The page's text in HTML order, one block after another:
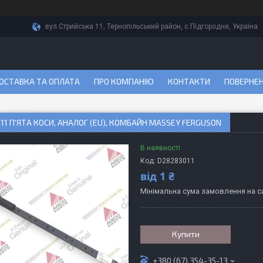
вул.Стрийська 11, Тернопільський район, с.Підгородне, Україна
ТА ОПЛАТА ПРО КОМПАНІЮ КОНТАКТИ
П'ЯТА КОСИ, АНАЛОГ (EU), КОМБАЙН MASSEY FERGUSON
В наявності
Код: D28283011
від 1 ₴
Мінімальна сума замовлення на
Купити
+380 (67) 354-35-13